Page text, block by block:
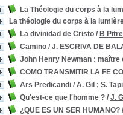
La Théologie du corps à la
La théologie du corps à la
La divinidad de Cristo / B Pitre
Camino / J. ESCRIVA DE
John Henry Newman : maître
COMO TRANSMITIR LA FE
Ars Predicandi / A. Gil ; S.
Qu'est-ce que l'homme ? / J.
¿QUE ES UN SER HUMANO?